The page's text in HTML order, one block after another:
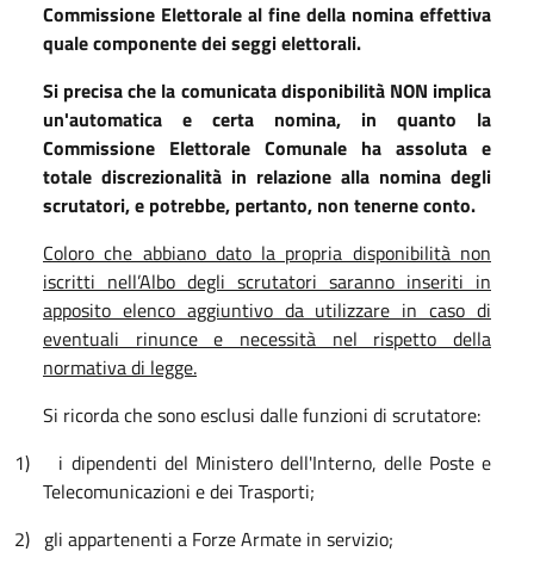
Commissione Elettorale al fine della nomina effettiva
quale componente dei seggi elettorali.
Si precisa che la comunicata disponibilità NON implica
un'automatica e certa nomina, in quanto la
Commissione Elettorale Comunale ha assoluta e
totale discrezionalità in relazione alla nomina degli
scrutatori, e potrebbe, pertanto, non tenerne conto.
Coloro che abbiano dato la propria disponibilità non
iscritti nell’Albo degli scrutatori saranno inseriti in
apposito elenco aggiuntivo da utilizzare in caso di
eventuali rinunce e necessità nel rispetto della
normativa di legge.
Si ricorda che sono esclusi dalle funzioni di scrutatore:
1)
i dipendenti del Ministero dell'Interno, delle Poste e
Telecomunicazioni e dei Trasporti;
2) gli appartenenti a Forze Armate in servizio;